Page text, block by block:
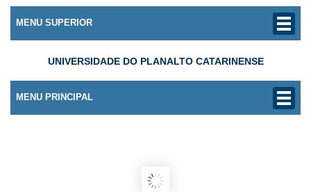
MENU SUPERIOR
UNIVERSIDADE DO PLANALTO CATARINENSE
MENU PRINCIPAL